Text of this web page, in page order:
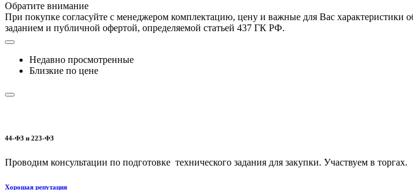
Обратите внимание
При покупке согласуйте с менеджером комплектацию, цену и важные для Вас характеристики
заданием и публичной офертой, определяемой статьей 437 ГК РФ.
Недавно просмотренные
Близкие по цене
44-ФЗ и 223-ФЗ
Проводим консультации по подготовке технического задания для закупки. Участвуем в торгах.
Хорошая репутация